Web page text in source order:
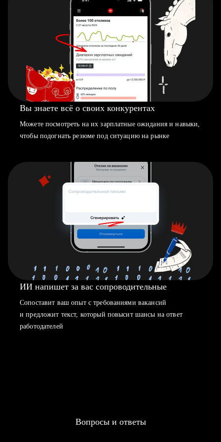
Вы знаете всё о своих конкурентах
Можете посмотреть на их зарплатные ожидания и навыки,
чтобы подогнать резюме под ситуацию на рынке
ИИ напишет за вас сопроводительные
Сопоставит ваш опыт с требованиями вакансий
и предложит текст, который повысит шансы на ответ
работодателей
Вопросы и ответы